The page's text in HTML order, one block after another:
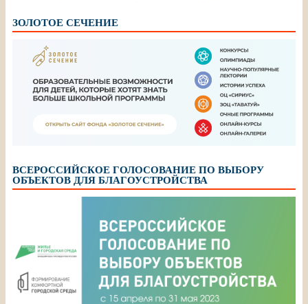
ЗОЛОТОЕ СЕЧЕНИЕ
ВСЕРОССИЙСКОЕ ГОЛОСОВАНИЕ ПО ВЫБОРУ
ОБЪЕКТОВ ДЛЯ БЛАГОУСТРОЙСТВА